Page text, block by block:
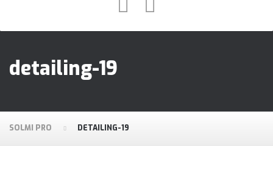
detailing-19
SOLMI PRO DETAILING-19